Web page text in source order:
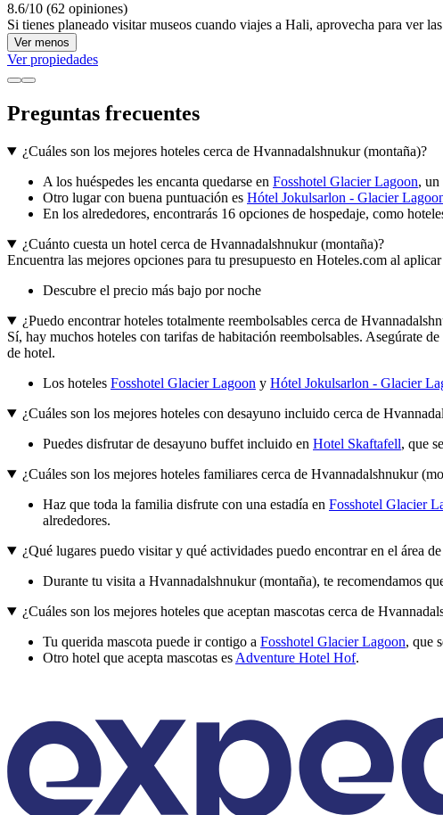
8.6/10 (62 opiniones)
Si tienes planeado visitar museos cuando viajes a Hali, aprovecha para ver
Ver menos
Ver propiedades
Preguntas frecuentes
¿Cuáles son los mejores hoteles cerca de Hvannadalshnukur (montaña)?
A los huéspedes les encanta quedarse en Fosshotel Glacier Lagoon, un
Otro lugar con buena puntuación es Hótel Jokulsarlon - Glacier
En los alrededores, encontrarás 16 opciones de hospedaje, como
¿Cuánto cuesta un hotel cerca de Hvannadalshnukur (montaña)?
Encuentra las mejores opciones para tu presupuesto en Hoteles.com al
Descubre el precio más bajo por noche
¿Puedo encontrar hoteles totalmente reembolsables cerca de
Sí, hay muchos hoteles con tarifas de habitación reembolsables. Asegúrate
de hotel.
Los hoteles Fosshotel Glacier Lagoon y Hótel Jokulsarlon - Glacier
¿Cuáles son los mejores hoteles con desayuno incluido cerca de
Puedes disfrutar de desayuno buffet incluido en Hotel Skaftafell, que
¿Cuáles son los mejores hoteles familiares cerca de Hvannadalshnukur
Haz que toda la familia disfrute con una estadía en Fosshotel Glacier
alrededores.
¿Qué lugares puedo visitar y qué actividades puedo encontrar en el área
Durante tu visita a Hvannadalshnukur (montaña), te recomendamos
¿Cuáles son los mejores hoteles que aceptan mascotas cerca de
Tu querida mascota puede ir contigo a Fosshotel Glacier Lagoon, que
Otro hotel que acepta mascotas es Adventure Hotel Hof.